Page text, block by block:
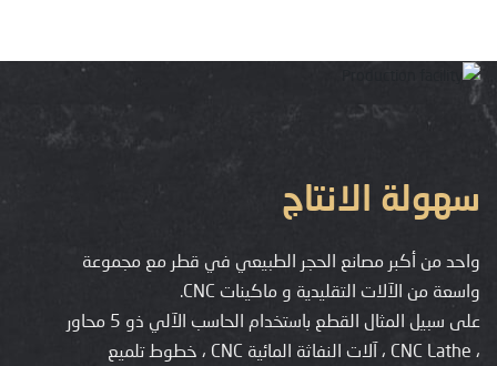
سهولة الانتاج
واحد من أكبر مصانع الحجر الطبيعي في قطر مع مجموعة
واسعة من الآلات التقليدية و ماكينات CNC.
على سبيل المثال القطع باستخدام الحاسب الآلي ذو 5 محاور
، CNC Lathe ، آلات النفاثة المائية CNC ، خطوط تلميع